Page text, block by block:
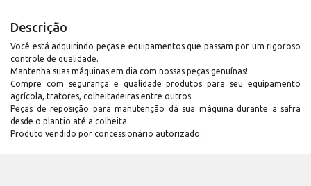
Descrição
Você está adquirindo peças e equipamentos que passam por um rigoroso
controle de qualidade.
Mantenha suas máquinas em dia com nossas peças genuínas!
Compre com segurança e qualidade produtos para seu equipamento
agrícola, tratores, colheitadeiras entre outros.
Peças de reposição para manutenção dá sua máquina durante a safra
desde o plantio até a colheita.
Produto vendido por concessionário autorizado.